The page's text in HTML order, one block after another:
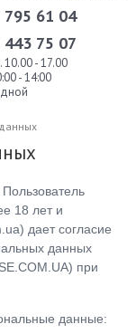
795 61 04
443 75 07
10.00 - 17.00
- 14:00
18 лет и
дает согласие
данных
при
данные: